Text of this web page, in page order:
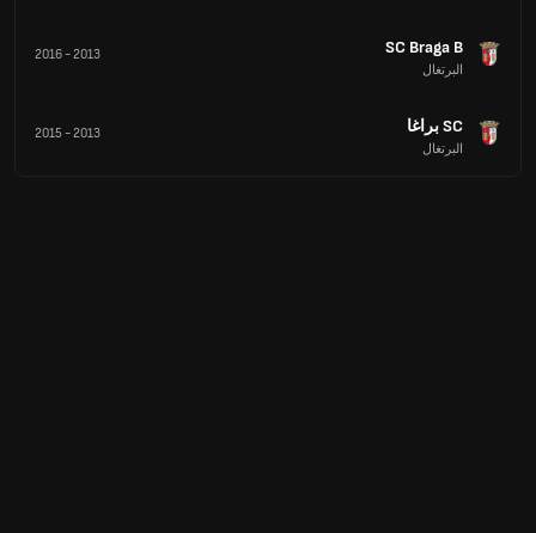
SC Braga B
البرتغال
2013
-
2016
SC براغا
البرتغال
2013
-
2015